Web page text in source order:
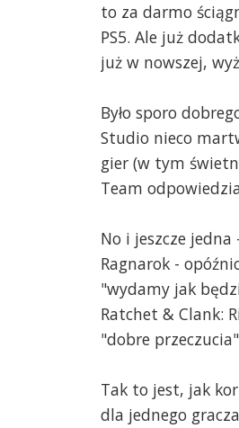
to za darmo
PS5. Ale już
już w nowszej,
Było sporo
Studio nieco
gier (w tym
Team
No i jeszcze
Ragnarok -
"wydamy jak
Ratchet & Clank:
"dobre
Tak to jest, jak
dla jednego